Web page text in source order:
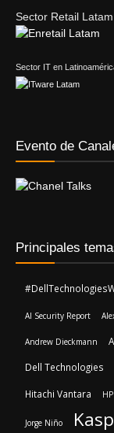
Sector Retail Latam
Sector IT en
Evento de
Principales
AI Security Report
Andrew Dieckmann
Dell Technologies
Hitachi Vantara HP
Jorge Niño